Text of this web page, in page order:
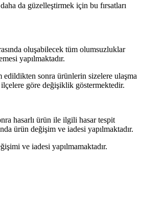
da güzelleştirmek için bu fırsatları
oluşabilecek tüm olumsuzluklar
yapılmaktadır.
sonra ürünlerin sizelere ulaşma
göre değişiklik göstermektedir.
hasarlı ürün ile ilgili hasar tespit
ürün değişim ve iadesi yapılmaktadır.
ve iadesi yapılmamaktadır.